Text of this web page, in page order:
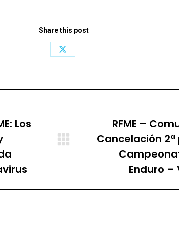
Share this post
Share
Los
Publicación
RFME –
Cancelación 2ª
Enduro